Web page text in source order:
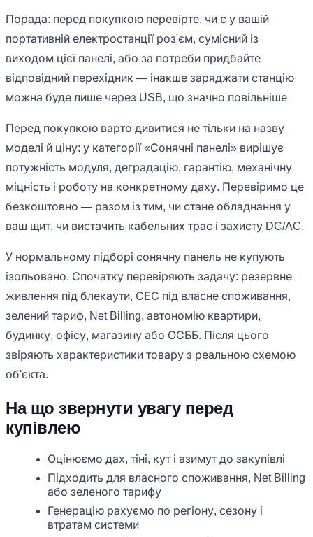
Порада: перед покупкою перевірте, чи є у вашій
портативній електростанції роз'єм, сумісний із
виходом цієї панелі, або за потреби придбайте
відповідний перехідник — інакше заряджати станцію
можна буде лише через USB, що значно повільніше
Перед покупкою варто дивитися не тільки на назву
моделі й ціну: у категорії «Сонячні панелі» вирішує
потужність модуля, деградацію, гарантію, механічну
міцність і роботу на конкретному даху. Перевіримо це
безкоштовно — разом із тим, чи стане обладнання у
ваш щит, чи вистачить кабельних трас і захисту DC/AC.
У нормальному підборі сонячну панель не купують
ізольовано. Спочатку перевіряють задачу: резервне
живлення під блекаути, СЕС під власне споживання,
зелений тариф, Net Billing, автономію квартири,
будинку, офісу, магазину або ОСББ. Після цього
звіряють характеристики товару з реальною схемою
об'єкта.
На що звернути увагу перед
купівлею
Оцінюємо дах, тіні, кут і азимут до закупівлі
Підходить для власного споживання, Net Billing
або зеленого тарифу
Генерацію рахуємо по регіону, сезону і
втратам системи